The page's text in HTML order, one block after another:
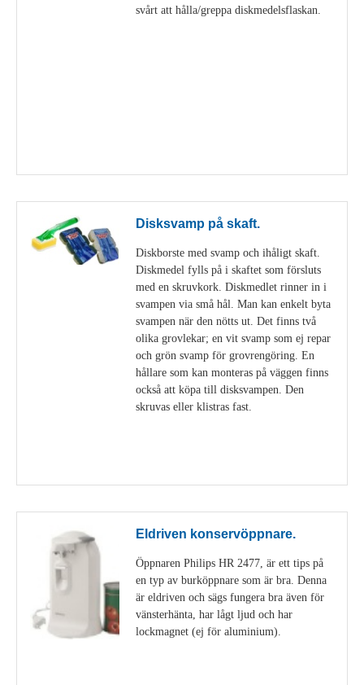
svårt att hålla/greppa diskmedelsflaskan.
Disksvamp på skaft.
Diskborste med svamp och ihåligt skaft.
Diskmedel fylls på i skaftet som försluts
med en skruvkork. Diskmedlet rinner in i
svampen via små hål. Man kan enkelt byta
svampen när den nötts ut. Det finns två
olika grovlekar; en vit svamp som ej repar
och grön svamp för grovrengöring. En
hållare som kan monteras på väggen finns
också att köpa till disksvampen. Den
skruvas eller klistras fast.
Eldriven konservöppnare.
Öppnaren Philips HR 2477, är ett tips på
en typ av burköppnare som är bra. Denna
är eldriven och sägs fungera bra även för
vänsterhänta, har lågt ljud och har
lockmagnet (ej för aluminium).